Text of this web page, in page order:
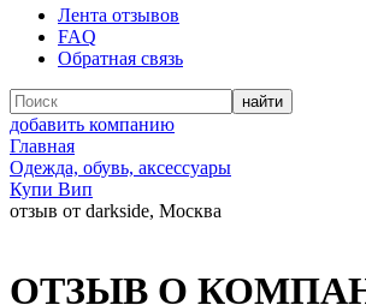
Лента отзывов
FAQ
Обратная связь
добавить компанию
Главная
Одежда, обувь, аксессуары
Купи Вип
отзыв от darkside, Москва
ОТЗЫВ О